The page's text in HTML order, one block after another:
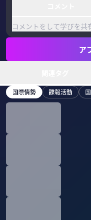
コメントをして学びを共
ア
国際情勢 諜報活動